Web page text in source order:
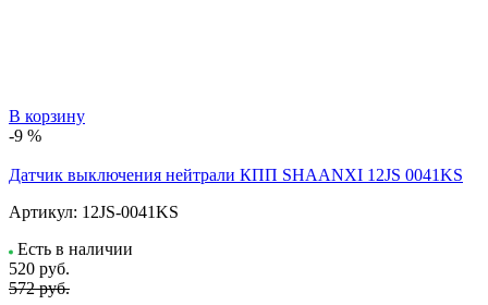
В корзину
-9 %
Датчик выключения нейтрали КПП SHAANXI 12JS 0041KS
Артикул: 12JS-0041KS
Есть в наличии
520 руб.
572 руб.